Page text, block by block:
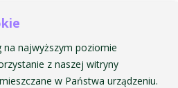
na najwyższym poziomie
z naszej witryny
w Państwa urządzeniu.
BIP
Pendereckiego w Krakowie. Wszelkie prawa